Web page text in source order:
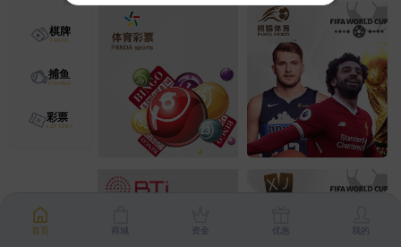
棋牌
捕鱼
彩票
首页 商城 资金 优惠 我的